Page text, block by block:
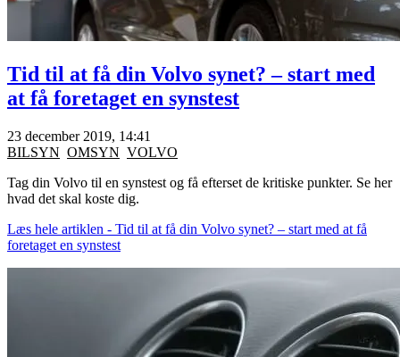
Tid til at få din Volvo synet? – start med
at få foretaget en synstest
23 december 2019, 14:41
BILSYN OMSYN VOLVO
Tag din Volvo til en synstest og få efterset de kritiske punkter. Se her
hvad det skal koste dig.
Læs hele artiklen - Tid til at få din Volvo synet? – start med at få
foretaget en synstest